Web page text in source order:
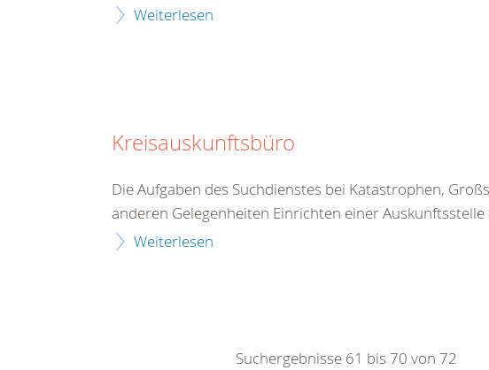
Weiterlesen
Kreisauskunftsbüro
Die Aufgaben des Suchdienstes bei Katastrophen,
anderen Gelegenheiten Einrichten einer
Weiterlesen
Suchergebnisse 61 bis 70 von 72